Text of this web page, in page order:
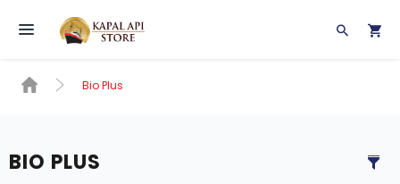
Toggle navigation
Bio Plus
BIO PLUS